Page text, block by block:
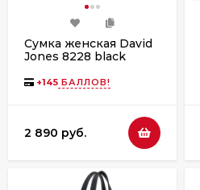
Сумка женская David
Jones 8228 black
+145 БАЛЛОВ!
2 890 руб.